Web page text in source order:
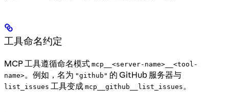
工具命名约定
MCP 工具遵循命名模式 mcp__<server-name>__<tool-
name>。例如，名为 "github" 的 GitHub 服务器与
list_issues 工具变成 mcp__github__list_issues 。